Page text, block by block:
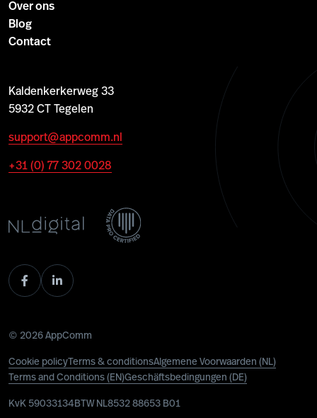
Over ons
Blog
Contact
Kaldenkerkerweg 33
5932 CT Tegelen
support@appcomm.nl
+31 (0) 77 302 0028
© 2026 AppComm
Cookie policyTerms & conditionsAlgemene Voorwaarden (NL)
Terms and Conditions (EN)Geschäftsbedingungen (DE)
KvK 59033134BTW NL8532 88653 B01